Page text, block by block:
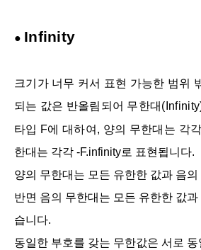
● Infinity
크기가 너무 커서 표현 가능한 범위
되는 값은 반올림되어 무한대(
타입 F에 대하여, 양의 무한대는 각
한대는 각각 -F.infinity로 표현됩니다.
양의 무한대는 모든 유한한 값과 음
반면 음의 무한대는 모든 유한한 값
습니다.
동일한 부호를 갖는 무한값은 서로 동